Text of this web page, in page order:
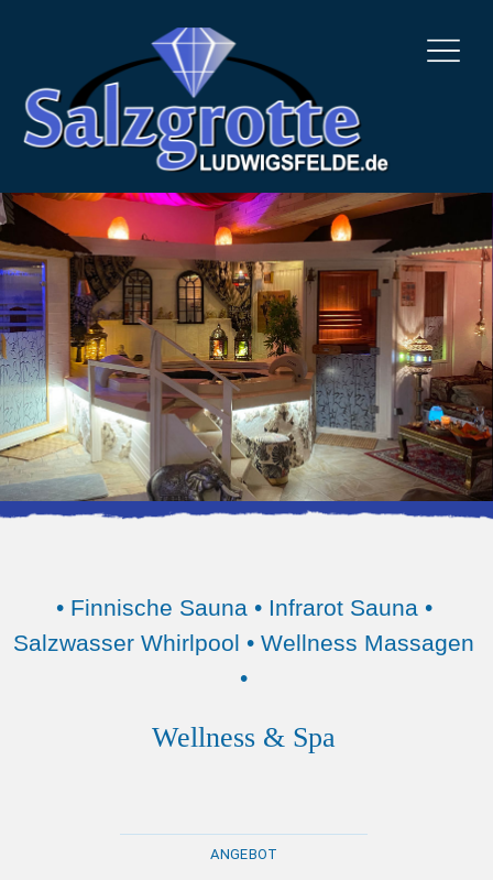
• Finnische Sauna • Infrarot Sauna •
Salzwasser Whirlpool • Wellness Massagen
•
Wellness & Spa
ANGEBOT